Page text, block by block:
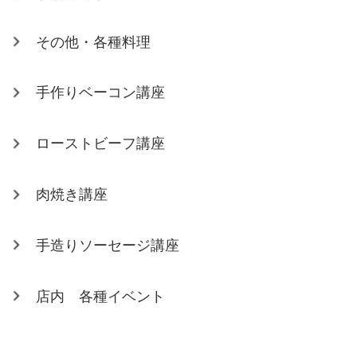
その他・各種料理
手作りベーコン講座
ローストビーフ講座
肉焼き講座
手造りソーセージ講座
店内 各種イベント